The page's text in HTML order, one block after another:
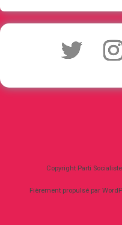
Copyright Parti
Fièrement propulsé par